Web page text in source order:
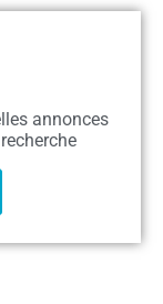
annonces